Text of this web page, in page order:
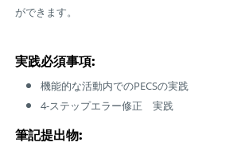
ができます。
実践必須事項:
機能的な活動内でのPECSの実践
4-ステップエラー修正 実践
筆記提出物: